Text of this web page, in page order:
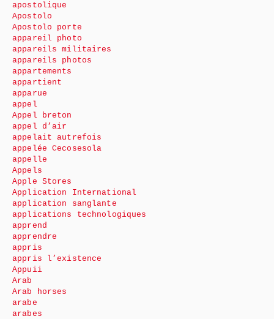
apostolique
Apostolo
Apostolo porte
appareil photo
appareils militaires
appareils photos
appartements
appartient
apparue
appel
Appel breton
appel d’air
appelait autrefois
appelée Cecosesola
appelle
Appels
Apple Stores
Application International
application sanglante
applications technologiques
apprend
apprendre
appris
appris l’existence
Appuii
Arab
Arab horses
arabe
arabes